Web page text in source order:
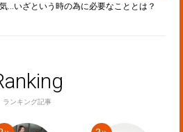
…いざという時の為に必要なこととは？
ランキング記事